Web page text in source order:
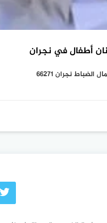
أطفال في نجران
نجران 66271